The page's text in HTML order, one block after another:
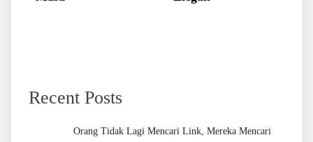
Recent Posts
Orang Tidak Lagi Mencari Link, Mereka Mencari